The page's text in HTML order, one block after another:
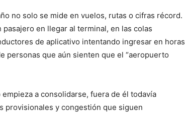
no solo se mide en vuelos, rutas o cifras récord.
en llegar al terminal, en las colas
de aplicativo intentando ingresar en horas
personas que aún sienten que el “aeropuerto
a consolidarse, fuera de él todavía
provisionales y congestión que siguen